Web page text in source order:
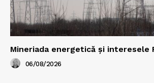
Mineriada energetică și interesele
06/08/2026